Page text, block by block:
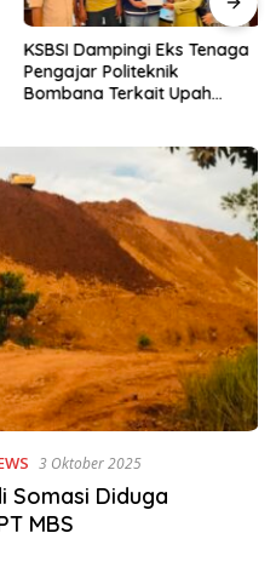
KSBSI Dampingi Eks Tenaga
Pengajar Politeknik
Bombana Terkait Upah
3 Oktober 2025
Somasi Diduga
MBS